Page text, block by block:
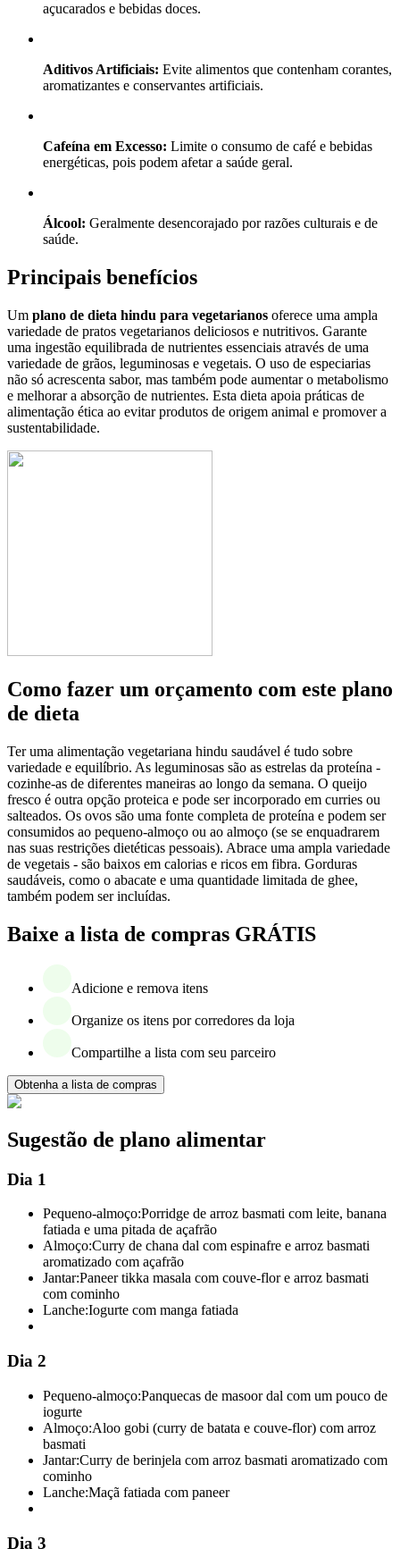
açucarados e bebidas doces.
Aditivos Artificiais: Evite alimentos que contenham corantes,
aromatizantes e conservantes artificiais.
Cafeína em Excesso: Limite o consumo de café e bebidas
energéticas, pois podem afetar a saúde geral.
Álcool: Geralmente desencorajado por razões culturais e de
saúde.
Principais benefícios
Um plano de dieta hindu para vegetarianos oferece uma ampla
variedade de pratos vegetarianos deliciosos e nutritivos. Garante
uma ingestão equilibrada de nutrientes essenciais através de uma
variedade de grãos, leguminosas e vegetais. O uso de especiarias
não só acrescenta sabor, mas também pode aumentar o metabolismo
e melhorar a absorção de nutrientes. Esta dieta apoia práticas de
alimentação ética ao evitar produtos de origem animal e promover a
sustentabilidade.
Como fazer um orçamento com este plano
de dieta
Ter uma alimentação vegetariana hindu saudável é tudo sobre
variedade e equilíbrio. As leguminosas são as estrelas da proteína -
cozinhe-as de diferentes maneiras ao longo da semana. O queijo
fresco é outra opção proteica e pode ser incorporado em curries ou
salteados. Os ovos são uma fonte completa de proteína e podem ser
consumidos ao pequeno-almoço ou ao almoço (se se enquadrarem
nas suas restrições dietéticas pessoais). Abrace uma ampla variedade
de vegetais - são baixos em calorias e ricos em fibra. Gorduras
saudáveis, como o abacate e uma quantidade limitada de ghee,
também podem ser incluídas.
Baixe a lista de compras GRÁTIS
Adicione e remova itens
Organize os itens por corredores da loja
Compartilhe a lista com seu parceiro
Obtenha a lista de compras
Sugestão de plano alimentar
Dia 1
Pequeno-almoço:Porridge de arroz basmati com leite, banana
fatiada e uma pitada de açafrão
Almoço:Curry de chana dal com espinafre e arroz basmati
aromatizado com açafrão
Jantar:Paneer tikka masala com couve-flor e arroz basmati
com cominho
Lanche:Iogurte com manga fatiada
Dia 2
Pequeno-almoço:Panquecas de masoor dal com um pouco de
iogurte
Almoço:Aloo gobi (curry de batata e couve-flor) com arroz
basmati
Jantar:Curry de berinjela com arroz basmati aromatizado com
cominho
Lanche:Maçã fatiada com paneer
Dia 3